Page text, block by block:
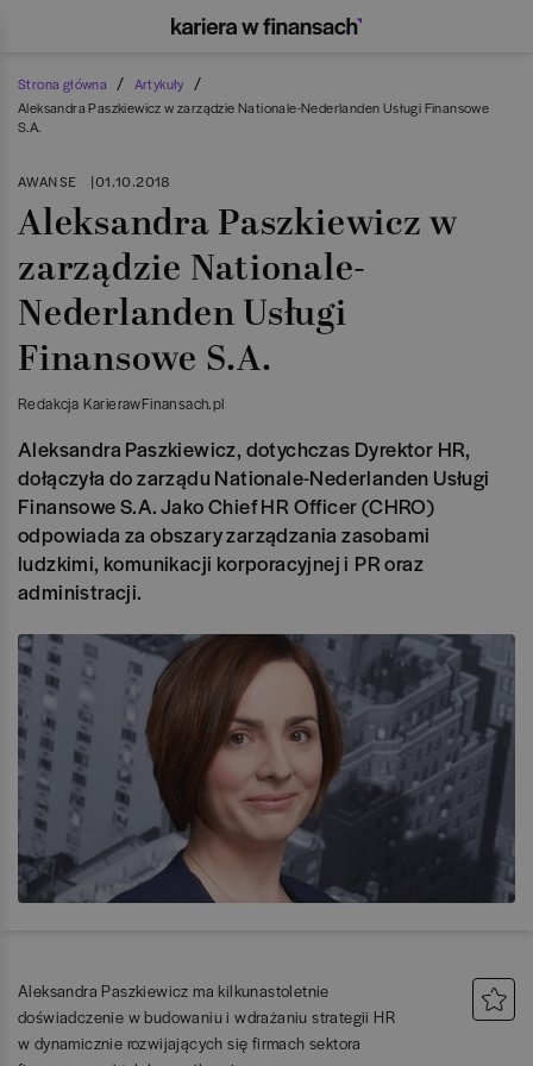
Strona główna / Artykuły /
Aleksandra Paszkiewicz w zarządzie Nationale-Nederlanden Usługi Finansowe
S.A.
AWANSE |01.10.2018
Aleksandra Paszkiewicz w
zarządzie Nationale-
Nederlanden Usługi
Finansowe S.A.
Redakcja KarierawFinansach.pl
Aleksandra Paszkiewicz, dotychczas Dyrektor HR,
dołączyła do zarządu Nationale-Nederlanden Usługi
Finansowe S.A. Jako Chief HR Officer (CHRO)
odpowiada za obszary zarządzania zasobami
ludzkimi, komunikacji korporacyjnej i PR oraz
administracji.
Aleksandra Paszkiewicz ma kilkunastoletnie
doświadczenie w budowaniu i wdrażaniu strategii HR
w dynamicznie rozwijających się firmach sektora